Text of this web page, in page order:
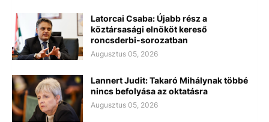
Latorcai Csaba: Újabb rész a
köztársasági elnököt kereső
roncsderbi-sorozatban
Augusztus 05, 2026
Lannert Judit: Takaró Mihálynak többé
nincs befolyása az oktatásra
Augusztus 05, 2026